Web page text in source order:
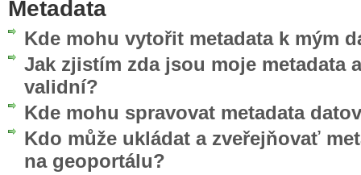
Metadata
Kde mohu vytořit metadata k mým
Jak zjistím zda jsou moje metadata
validní?
Kde mohu spravovat metadata
Kdo může ukládat a zveřejňovať
na geoportálu?